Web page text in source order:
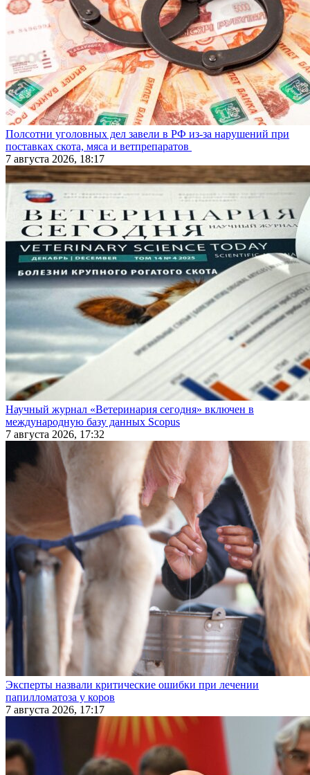
Полсотни уголовных дел завели в РФ из-за нарушений при
поставках скота, мяса и ветпрепаратов
7 августа 2026, 18:17
Научный журнал «Ветеринария сегодня» включен в
международную базу данных Scopus
7 августа 2026, 17:32
Эксперты назвали критические ошибки при лечении
папилломатоза у коров
7 августа 2026, 17:17